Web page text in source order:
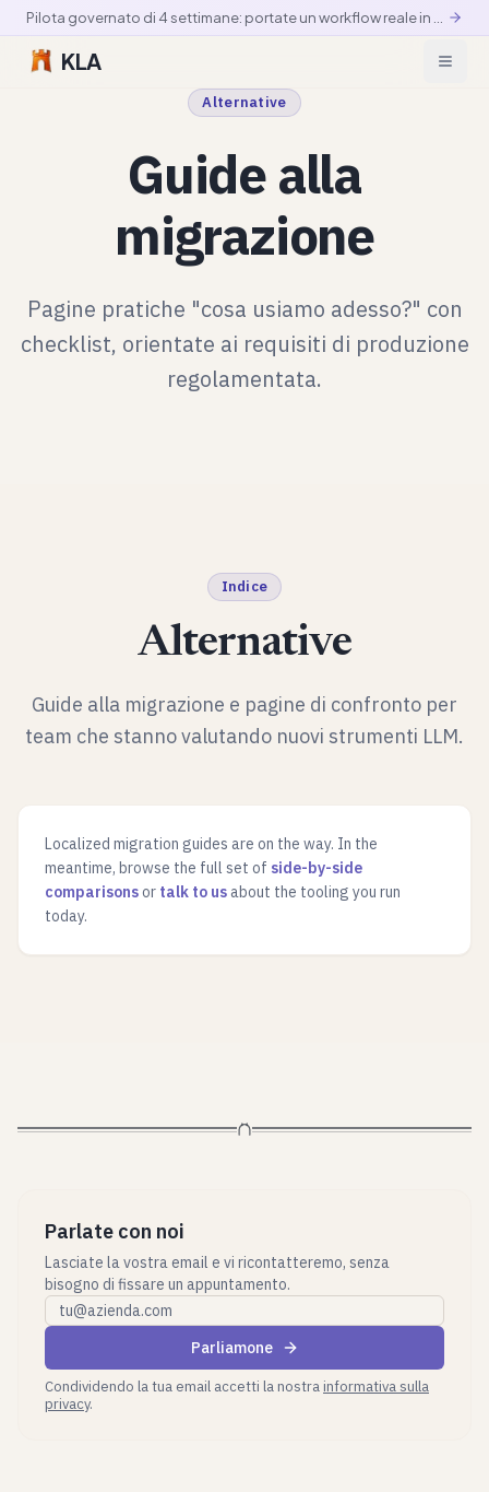
KLA
Alternative
Guide alla
migrazione
Pagine pratiche "cosa usiamo adesso?" con
checklist, orientate ai requisiti di produzione
regolamentata.
Indice
Alternative
Guide alla migrazione e pagine di confronto per
team che stanno valutando nuovi strumenti LLM.
Localized migration guides are on the way. In the
meantime, browse the full set of side-by-side
comparisonsor talk to usabout the tooling you run
today.
Parlate con noi
Lasciate la vostra email e vi ricontatteremo, senza
bisogno di fissare un appuntamento.
Email aziendale
Parliamone
Condividendo la tua email accetti la nostrainformativa sulla
privacy.